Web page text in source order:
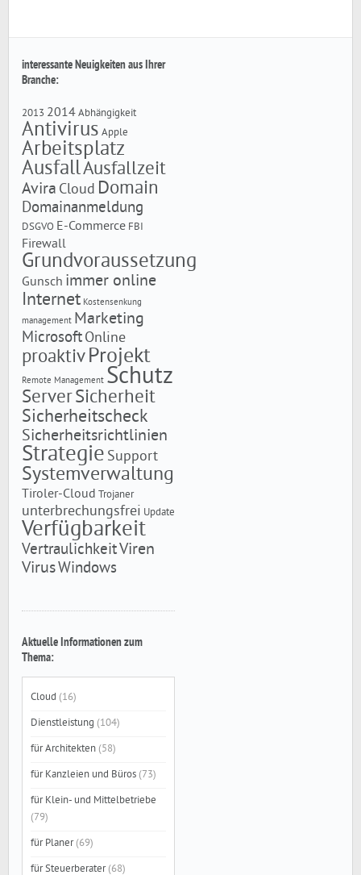
interessante Neuigkeiten aus Ihrer
Branche:
2013 2014 Abhängigkeit
Antivirus Apple
Arbeitsplatz
AusfallAusfallzeit
Avira Cloud Domain
Domainanmeldung
DSGVO E-Commerce FBI
Firewall
Grundvoraussetzung
Gunsch immer online
Internet Kostensenkung
management Marketing
Microsoft Online
proaktivProjekt
Remote Management Schutz
ServerSicherheit
Sicherheitscheck
Sicherheitsrichtlinien
Strategie Support
Systemverwaltung
Tiroler-Cloud Trojaner
unterbrechungsfrei Update
Verfügbarkeit
VertraulichkeitViren
VirusWindows
Aktuelle Informationen zum
Thema:
Cloud (16)
Dienstleistung (104)
für Architekten(58)
für Kanzleien und Büros(73)
für Klein- und Mittelbetriebe
(79)
für Planer(69)
für Steuerberater(68)